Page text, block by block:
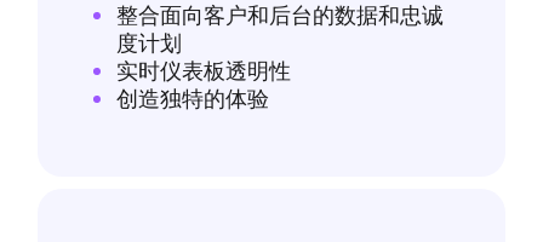
整合面向客户和后台的数据和忠诚
度计划
实时仪表板透明性
创造独特的体验